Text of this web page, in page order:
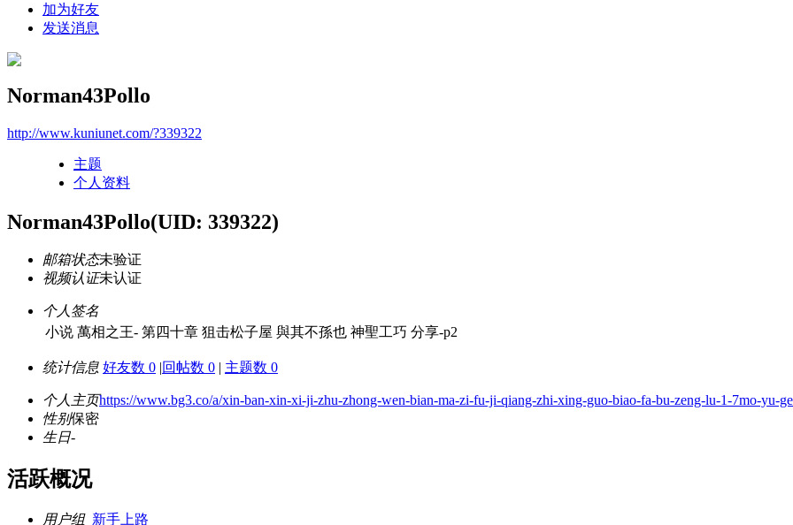
加为好友
发送消息
Norman43Pollo
http://www.kuniunet.com/?339322
主题
个人资料
Norman43Pollo(UID: 339322)
邮箱状态未验证
视频认证未认证
个人签名
小说 萬相之王- 第四十章 狙击松子屋 與其不孫也 神聖工巧 分享-p2
统计信息 好友数 0 |回帖数 0 | 主题数 0
个人主页https://www.bg3.co/a/xin-ban-xin-xi-ji-zhu-zhong-wen-bian-ma-zi-fu-ji-qiang-zhi-xing-guo-biao-fa-bu-zeng-lu-1-7mo-yu-
性别保密
生日-
活跃概况
用户组 新手上路